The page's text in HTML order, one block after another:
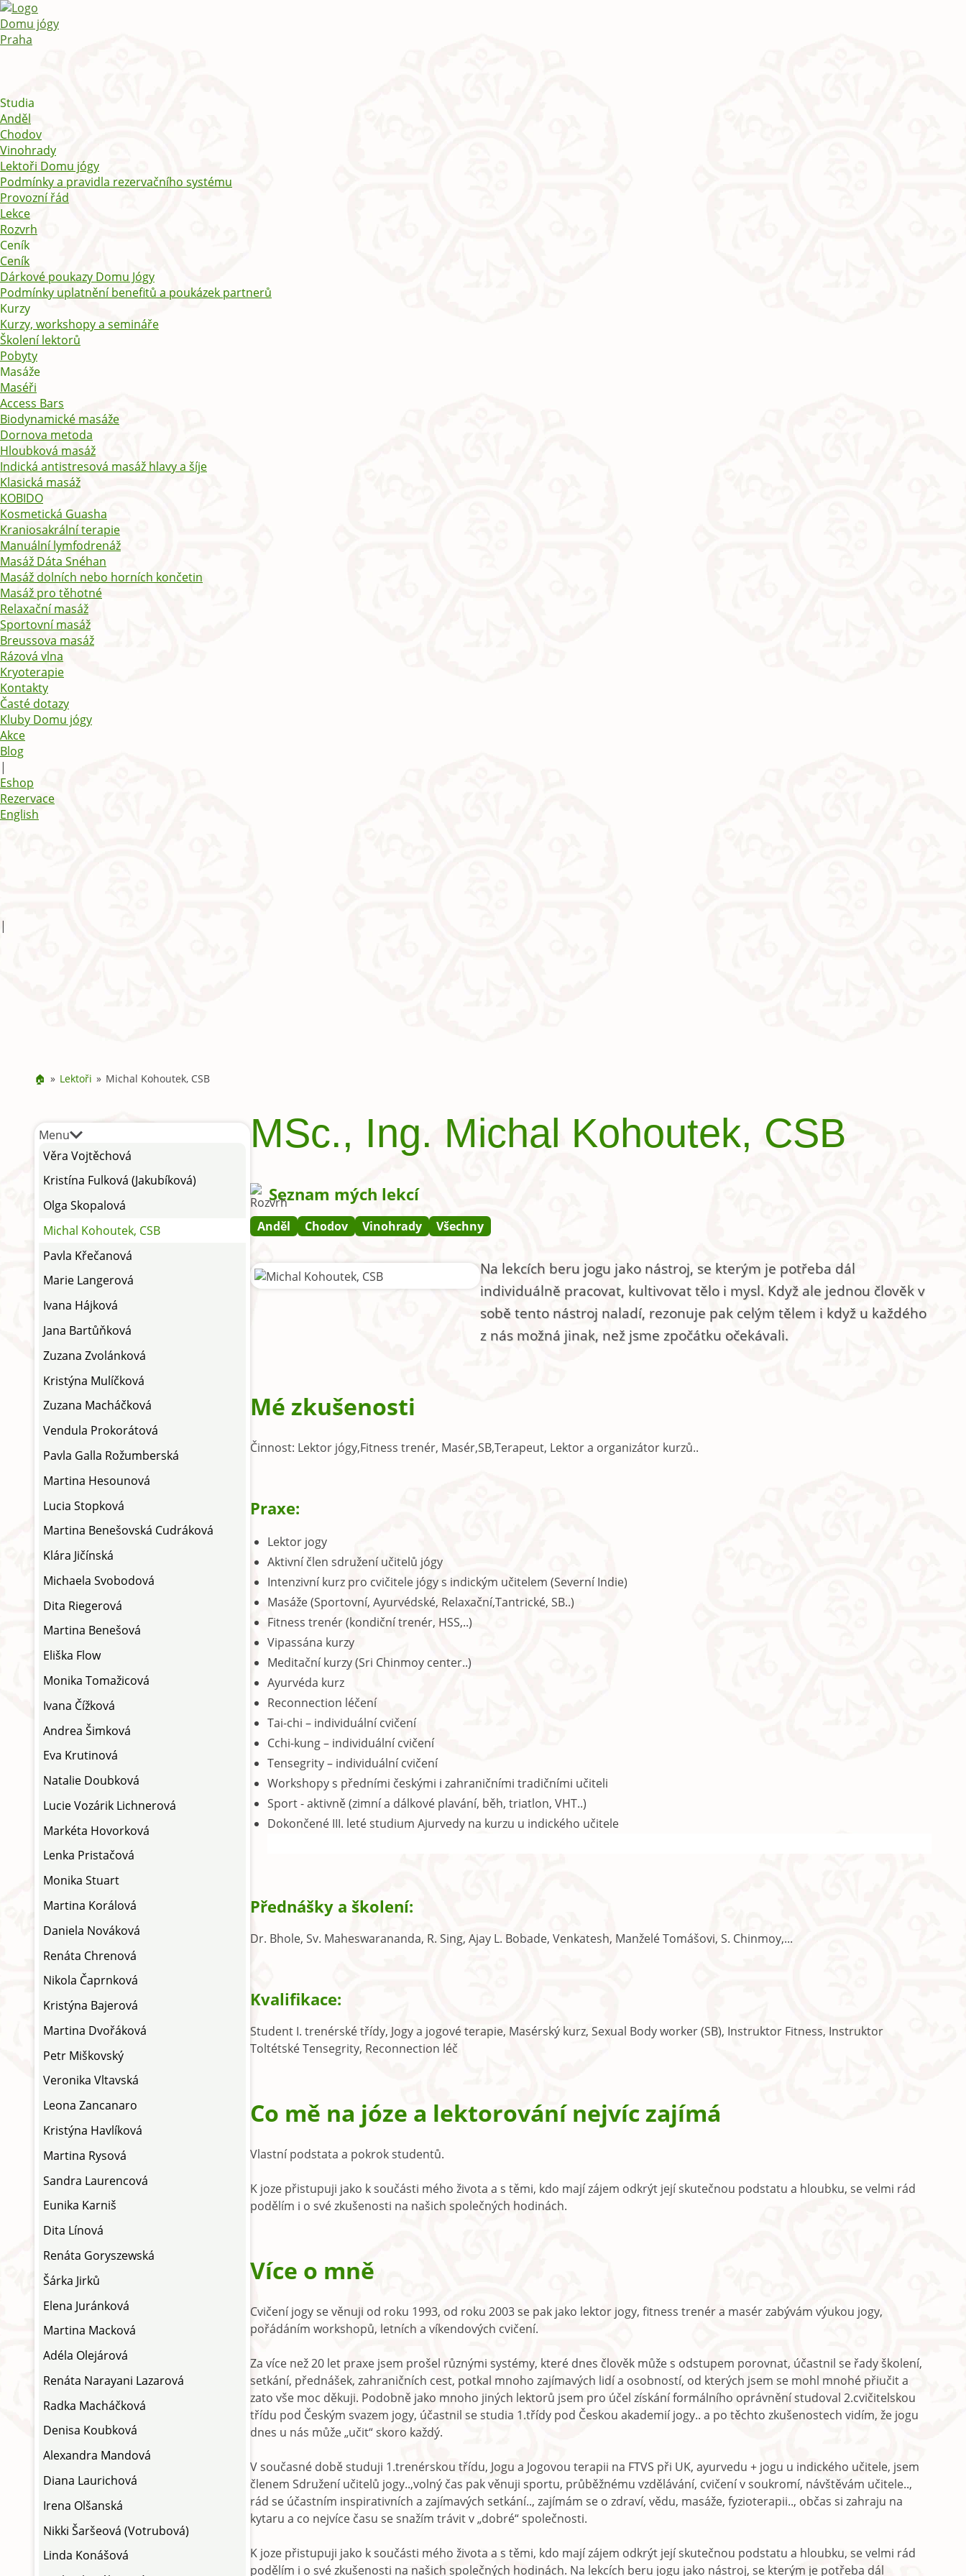
Studia
Anděl
Chodov
Vinohrady
Lektoři Domu jógy
Podmínky a pravidla rezervačního systému
Provozní řád
Lekce
Rozvrh
Ceník
Ceník
Dárkové poukazy Domu Jógy
Podmínky uplatnění benefitů a poukázek partnerů
Kurzy
Kurzy, workshopy a semináře
Školení lektorů
Pobyty
Masáže
Maséři
Access Bars
Biodynamické masáže
Dornova metoda
Hloubková masáž
Indická antistresová masáž hlavy a šíje
Klasická masáž
KOBIDO
Kosmetická Guasha
Kraniosakrální terapie
Manuální lymfodrenáž
Masáž Dáta Snéhan
Masáž dolních nebo horních končetin
Masáž pro těhotné
Relaxační masáž
Sportovní masáž
Breussova masáž
Rázová vlna
Kryoterapie
Kontakty
Časté dotazy
Kluby Domu jógy
Akce
Blog
|
Eshop
Rezervace
English
|
🏠 Lektoři Michal Kohoutek, CSB
MSc., Ing. Michal Kohoutek, CSB
Seznam mých lekcí
Anděl Chodov Vinohrady Všechny
Na lekcích beru jogu jako nástroj, se kterým je potřeba dál
individuálně pracovat, kultivovat tělo i mysl. Když ale jednou člověk v
sobě tento nástroj naladí, rezonuje pak celým tělem i když u každého
z nás možná jinak, než jsme zpočátku očekávali.
Mé zkušenosti
Činnost: Lektor jógy,Fitness trenér, Masér,SB,Terapeut, Lektor a organizátor kurzů..
Praxe:
Lektor jogy
Aktivní člen sdružení učitelů jógy
Intenzivní kurz pro cvičitele jógy s indickým učitelem (Severní Indie)
Masáže (Sportovní, Ayurvédské, Relaxační,Tantrické, SB..)
Fitness trenér (kondiční trenér, HSS,..)
Vipassána kurzy
Meditační kurzy (Sri Chinmoy center..)
Ayurvéda kurz
Reconnection léčení
Tai-chi – individuální cvičení
Cchi-kung – individuální cvičení
Tensegrity – individuální cvičení
Workshopy s předními českými i zahraničními tradičními učiteli
Sport - aktivně (zimní a dálkové plavání, běh, triatlon, VHT..)
Dokončené III. leté studium Ajurvedy na kurzu u indického učitele
Přednášky a školení:
Dr. Bhole, Sv. Maheswarananda, R. Sing, Ajay L. Bobade, Venkatesh, Manželé Tomášovi, S. Chinmoy,...
Kvalifikace:
Student I. trenérské třídy, Jogy a jogové terapie, Masérský kurz, Sexual Body worker (SB), Instruktor Fitness, Instruktor
Toltétské Tensegrity, Reconnection léč
Co mě na józe a lektorování nejvíc zajímá
Vlastní podstata a pokrok studentů.
K joze přistupuji jako k součásti mého života a s těmi, kdo mají zájem odkrýt její skutečnou podstatu a hloubku, se velmi rád
podělím i o své zkušenosti na našich společných hodinách.
Více o mně
Cvičení jogy se věnuji od roku 1993, od roku 2003 se pak jako lektor jogy, fitness trenér a masér zabývám výukou jogy,
pořádáním workshopů, letních a víkendových cvičení.
Za více než 20 let praxe jsem prošel různými systémy, které dnes člověk může s odstupem porovnat, účastnil se řady školení,
setkání, přednášek, zahraničních cest, potkal mnoho zajímavých lidí a osobností, od kterých jsem se mohl mnohé přiučit a
zato vše moc děkuji. Podobně jako mnoho jiných lektorů jsem pro účel získání formálního oprávnění studoval 2.cvičitelskou
třídu pod Českým svazem jogy, účastnil se studia 1.třídy pod Českou akademií jogy.. a po těchto zkušenostech vidím, že jogu
dnes u nás může „učit“ skoro každý.
V současné době studuji 1.trenérskou třídu, Jogu a Jogovou terapii na FTVS při UK, ayurvedu + jogu u indického učitele, jsem
členem Sdružení učitelů jogy..,volný čas pak věnuji sportu, průběžnému vzdělávání, cvičení v soukromí, návštěvám učitele..,
rád se účastním inspirativních a zajímavých setkání.., zajímám se o zdraví, vědu, masáže, fyzioterapii.., občas si zahraju na
kytaru a co nejvíce času se snažím trávit v „dobré“ společnosti.
K joze přistupuji jako k součásti mého života a s těmi, kdo mají zájem odkrýt její skutečnou podstatu a hloubku, se velmi rád
podělím i o své zkušenosti na našich společných hodinách. Na lekcích beru jogu jako nástroj, se kterým je potřeba dál
Menu
Věra Vojtěchová
Kristína Fulková (Jakubíková)
Olga Skopalová
Michal Kohoutek, CSB
Pavla Křečanová
Marie Langerová
Ivana Hájková
Jana Bartůňková
Zuzana Zvolánková
Kristýna Mulíčková
Zuzana Macháčková
Vendula Prokorátová
Pavla Galla Rožumberská
Martina Hesounová
Lucia Stopková
Martina Benešovská Cudráková
Klára Jičínská
Michaela Svobodová
Dita Riegerová
Martina Benešová
Eliška Flow
Monika Tomažicová
Ivana Čížková
Andrea Šimková
Eva Krutinová
Natalie Doubková
Lucie Vozárik Lichnerová
Markéta Hovorková
Lenka Pristačová
Monika Stuart
Martina Korálová
Daniela Nováková
Renáta Chrenová
Nikola Čaprnková
Kristýna Bajerová
Martina Dvořáková
Petr Miškovský
Veronika Vltavská
Leona Zancanaro
Kristýna Havlíková
Martina Rysová
Sandra Laurencová
Eunika Karniš
Dita Línová
Renáta Goryszewská
Šárka Jirků
Elena Juránková
Martina Macková
Adéla Olejárová
Renáta Narayani Lazarová
Radka Macháčková
Denisa Koubková
Alexandra Mandová
Diana Laurichová
Irena Olšanská
Nikki Šaršeová (Votrubová)
Linda Konášová